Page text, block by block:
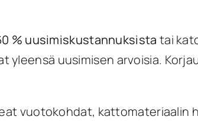
% uusimiskustannuksista tai
uusimisen arvoisia.
vuotokohdat, kattomateriaalin